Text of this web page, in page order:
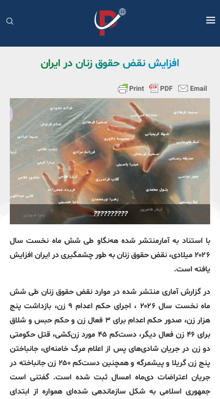
افزایش نقض حقوق زنان در ایران
??????????
با استناد به آمارمنتشر شده هه‌نگاو طی شش ماه نخست سال
۲۰۲۶ میلادی، نقض حقوق زنان به طور چشمگیری در ایران افزایش
یافته است.
در گزارش آماری منتشر شده در موارد نقض حقوق زنان طی شش
ماه نخست سال ۲۰۲۶ ، اجرای حکم اعدام ۹ زن، بازداشت پنج
هزار زن، صدور حکم اعدام برای ۳ فعال زن و حکم حبس و شلاق
برای ۴۶ زن فعال دیگر، دست‌کم ۴۵ مورد زن‌کشی، قتل حکومتی
دو زن در جریان شادی‌های پس از اعلام مرگ خامنه‌ای، جانباختن
پنج زن گریلا و پیشمرگه و همچنین دست‌کم ۲۵۰ زن جانباخته در
جریان اعتراضات دی‌ماه امسال ثبت شده است. گفتنی است
جمهوری اسلامی به شکل سازماندهی شده‌ای همواره از ابتدای